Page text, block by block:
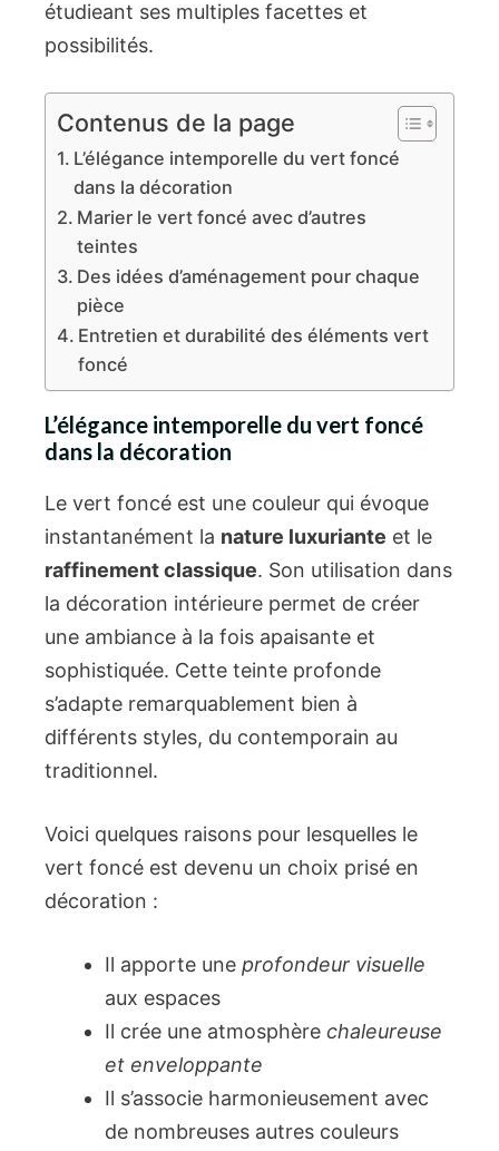
étudieant ses multiples facettes et
possibilités.
Contenus de la page
L’élégance intemporelle du vert foncé
dans la décoration
Marier le vert foncé avec d’autres
teintes
Des idées d’aménagement pour chaque
pièce
Entretien et durabilité des éléments vert
foncé
L’élégance intemporelle du vert foncé
dans la décoration
Le vert foncé est une couleur qui évoque
instantanément la nature luxuriante et le
raffinement classique. Son utilisation dans
la décoration intérieure permet de créer
une ambiance à la fois apaisante et
sophistiquée. Cette teinte profonde
s’adapte remarquablement bien à
différents styles, du contemporain au
traditionnel.
Voici quelques raisons pour lesquelles le
vert foncé est devenu un choix prisé en
décoration :
Il apporte une profondeur visuelle
aux espaces
Il crée une atmosphère chaleureuse
et enveloppante
Il s’associe harmonieusement avec
de nombreuses autres couleurs